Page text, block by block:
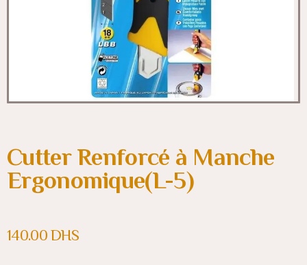
Cutter Renforcé à Manche
Ergonomique(L-5)
140.00DHS